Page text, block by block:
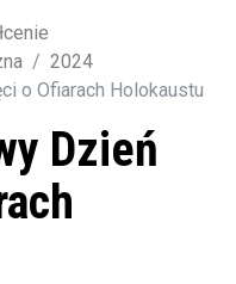
2024
o Ofiarach Holokaustu
Dzień